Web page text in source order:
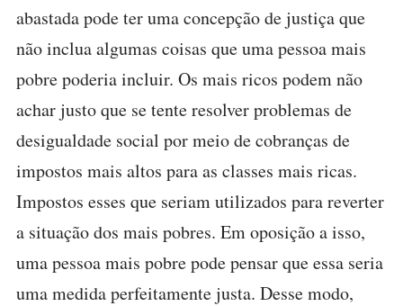
abastada pode ter uma concepção de justiça que
não inclua algumas coisas que uma pessoa mais
pobre poderia incluir. Os mais ricos podem não
achar justo que se tente resolver problemas de
desigualdade social por meio de cobranças de
impostos mais altos para as classes mais ricas.
Impostos esses que seriam utilizados para reverter
a situação dos mais pobres. Em oposição a isso,
uma pessoa mais pobre pode pensar que essa seria
uma medida perfeitamente justa. Desse modo,